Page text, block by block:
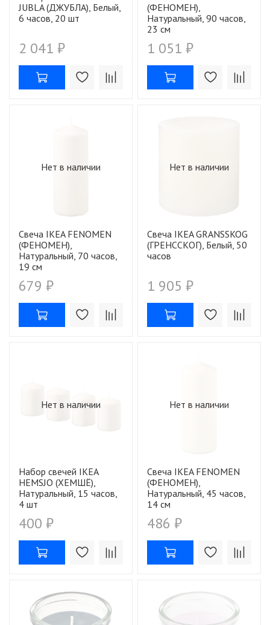
JUBLA (ДЖУБЛА), Белый,
6 часов, 20 шт
2 041 ₽
(ФЕНОМЕН),
Натуральный, 90 часов,
23 см
1 051 ₽
Нет в наличии
Свеча IKEA FENOMEN
(ФЕНОМЕН),
Натуральный, 70 часов,
19 см
679 ₽
Нет в наличии
Свеча IKEA GRANSSKOG
(ГРЕНССКОГ), Белый, 50
часов
1 905 ₽
Нет в наличии
Набор свечей IKEA
HEMSJO (ХЕМШЁ),
Натуральный, 15 часов,
4 шт
400 ₽
Нет в наличии
Свеча IKEA FENOMEN
(ФЕНОМЕН),
Натуральный, 45 часов,
14 см
486 ₽